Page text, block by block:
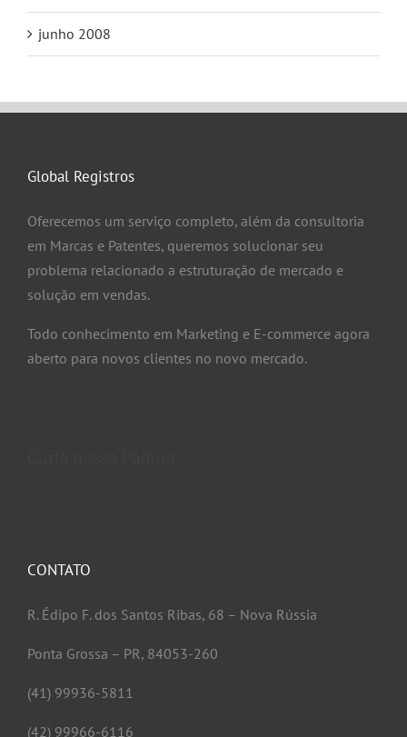
junho 2008
Global Registros
Oferecemos um serviço completo, além da consultoria
em Marcas e Patentes, queremos solucionar seu
problema relacionado a estruturação de mercado e
solução em vendas.
Todo conhecimento em Marketing e E-commerce agora
aberto para novos clientes no novo mercado.
CONTATO
R. Édipo F. dos Santos Ribas, 68 – Nova Rússia
Ponta Grossa – PR, 84053-260
(41) 99936-5811
(42) 99966-6116